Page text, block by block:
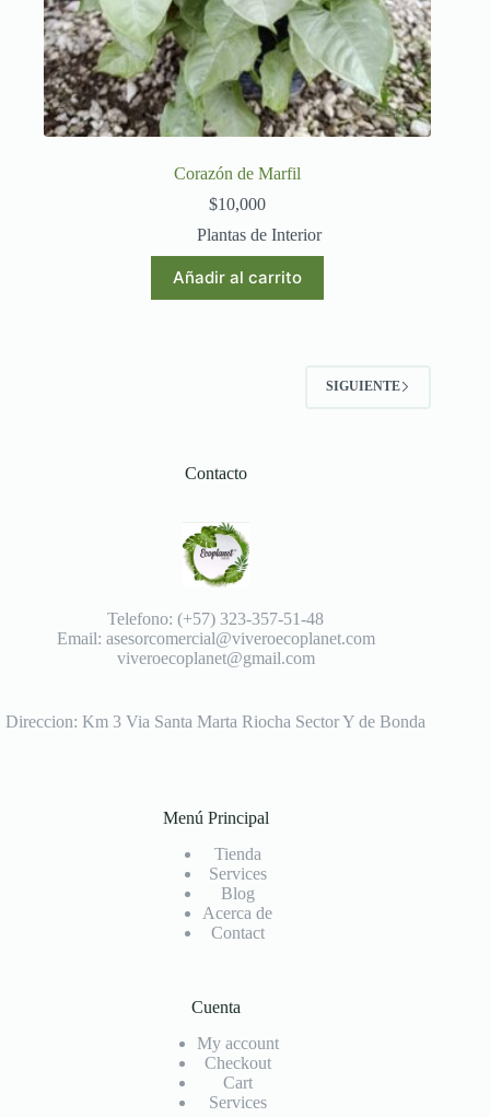
Corazón de Marfil
$10,000
Plantas de Interior
Añadir al carrito
SIGUIENTE
Contacto
Telefono: (+57) 323-357-51-48
Email: asesorcomercial@viveroecoplanet.com
viveroecoplanet@gmail.com
Direccion: Km 3 Via Santa Marta Riocha Sector Y de Bonda
Menú Principal
Tienda
Services
Blog
Acerca de
Contact
Cuenta
My account
Checkout
Cart
Services